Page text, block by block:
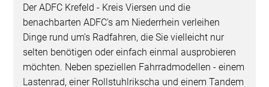
Der ADFC Krefeld - Kreis Viersen und die
benachbarten ADFC's am Niederrhein verleihen
Dinge rund um's Radfahren, die Sie vielleicht nur
selten benötigen oder einfach einmal ausprobieren
möchten. Neben speziellen Fahrradmodellen - einem
Lastenrad, einer Rollstuhlrikscha und einem Tandem